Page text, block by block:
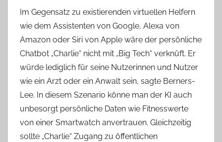
Im Gegensatz zu existierenden virtuellen Helfern
wie dem Assistenten von Google, Alexa von
Amazon oder Siri von Apple wäre der persönliche
Chatbot „Charlie“ nicht mit „Big Tech“ verknüft. Er
würde lediglich für seine Nutzerinnen und Nutzer
wie ein Arzt oder ein Anwalt sein, sagte Berners-
Lee. In diesem Szenario könne man der KI auch
unbesorgt persönliche Daten wie Fitnesswerte
von einer Smartwatch anvertrauen. Gleichzeitig
sollte „Charlie“ Zugang zu öffentlichen